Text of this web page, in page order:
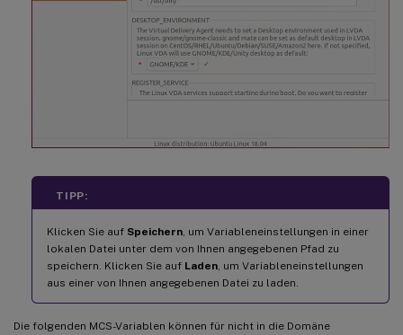
TIPP:
Klicken Sie auf Speichern , um Variableneinstellungen in einer
lokalen Datei unter dem von Ihnen angegebenen Pfad zu
speichern. Klicken Sie auf Laden , um Variableneinstellungen
aus einer von Ihnen angegebenen Datei zu laden.
Die folgenden MCS-Variablen können für nicht in die Domäne